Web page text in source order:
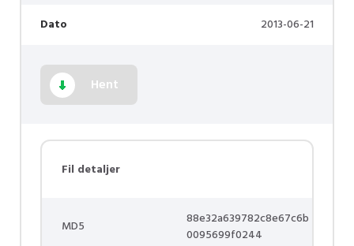
Dato 2013-06-21
Hent
Fil detaljer
MD5
88e32a639782c8e67c6b
0095699f0244